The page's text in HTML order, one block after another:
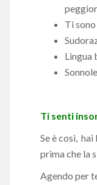
Ti
Lingua
Ti senti
Se è così,
prima che la
Agendo per